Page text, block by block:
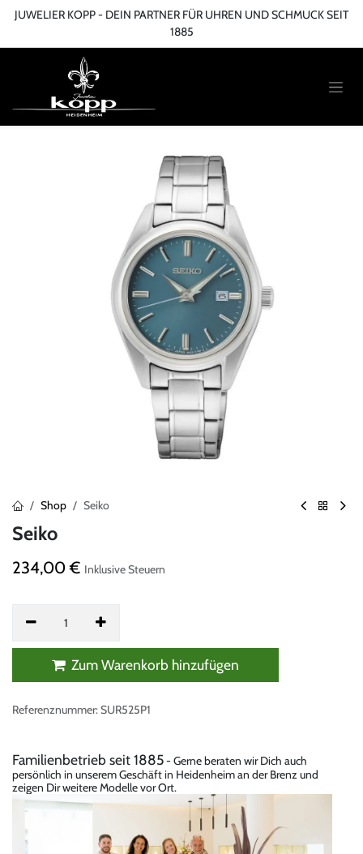
Zum Inhalt springen
JUWELIER KOPP - DEIN PARTNER FÜR UHREN UND SCHMUCK SEIT
1885
Shop Seiko
Seiko
234,00€ Inklusive Steuern
Zum Warenkorb hinzufügen
Referenznummer:SUR525P1
Familienbetrieb seit 1885- Gerne beraten wir Dich auch
persönlich in unserem Geschäft in Heidenheim an der Brenz und
zeigen Dir weitere Modelle vor Ort.